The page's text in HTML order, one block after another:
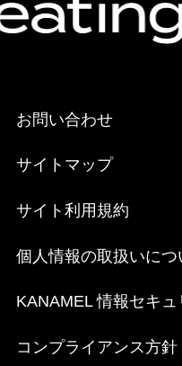
お問い合わせ
サイトマップ
サイト利用規約
個人情報の取扱いにつ
KANAMEL 情報セキ
コンプライアンス方針